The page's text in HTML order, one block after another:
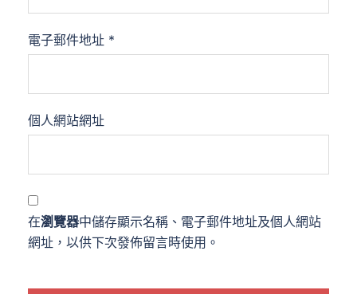
電子郵件地址 *
個人網站網址
在瀏覽器中儲存顯示名稱、電子郵件地址及個人網站
網址，以供下次發佈留言時使用。